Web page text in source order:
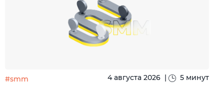
#smm 4 августа 2026 | 5 минут